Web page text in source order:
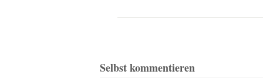
Selbst kommentieren